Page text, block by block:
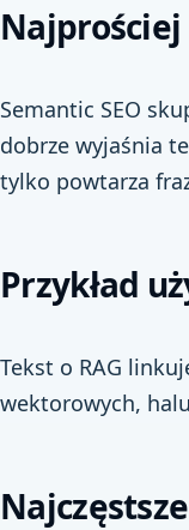
Semantic SEO
dobrze wyjaśnia
tylko powtarza
Przykład
Tekst o RAG
wektorowych,